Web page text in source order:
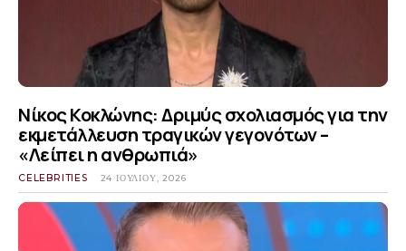
Νίκος Κοκλώνης: Δριμύς σχολιασμός για την
εκμετάλλευση τραγικών γεγονότων –
«Λείπει η ανθρωπιά»
CELEBRITIES 24 ΙΟΥΛΊΟΥ, 2026